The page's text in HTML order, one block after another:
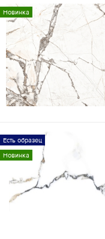
Новинка
Есть образец
Новинка